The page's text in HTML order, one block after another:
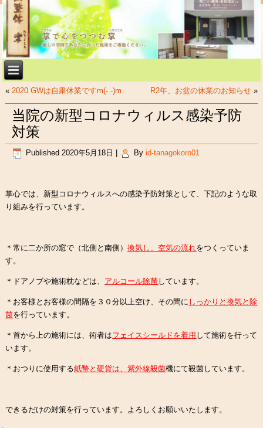
«2020 GWは自粛休業ですm(- -)m R2年、お盆の休業のお知らせ»
当院の新型コロナウィルス感染予防
対策
Published 2020年5月18日 By id-tanagokoro01
掌心では、新型コロナウィルスへの感染予防対策として、下記のような取
り組みを行っています。
＊常に二か所の窓で（北側と南側）換気し、空気の流れをつくっていま
す。
＊ドアノブや施術枕などは、 アルコール除菌しています。
＊お客様とお客様の間隔を３０分以上空け、その間に しっかりと換気と除
菌を行っています。
＊首から上の施術には、術者はフェイスシールドを着用 して施術を行って
います。
＊おつりに使用する紙幣と硬貨は、紫外線殺菌機にて殺菌しています。
できるだけの対策を行っています。よろしくお願いいたします。